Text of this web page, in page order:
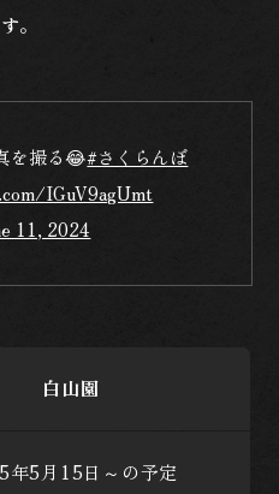
。
を撮る😂#さくらんぼ
IGuV9agUmt
11, 2024
白山園
年5月15日～の予定